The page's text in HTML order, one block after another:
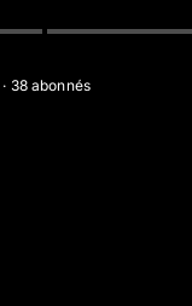
· 38abonnés